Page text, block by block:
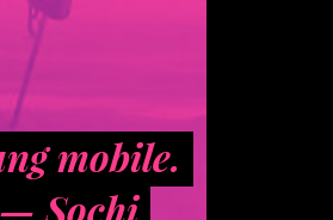
mobile.
Sochi